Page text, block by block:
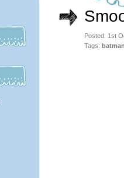
Posted: 1st
Tags: